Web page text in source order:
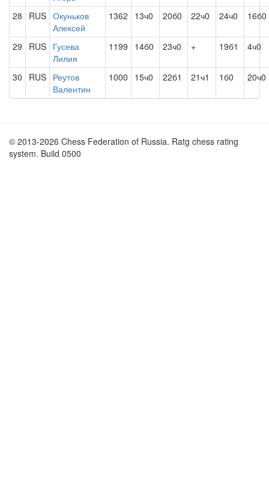
28
RUS Окуньков
Алексей
1362 13ч0 20б0 22ч0 24ч0 16б0
29 RUS Гусева
Лилия
1199 14б0 23ч0 + 19б1 4ч0
30 RUS Реутов
Валентин
1000 15ч0 22б1 21ч1 1б0 20ч0
© 2013-2026 Chess Federation of Russia. Ratg chess rating
system. Build 0500